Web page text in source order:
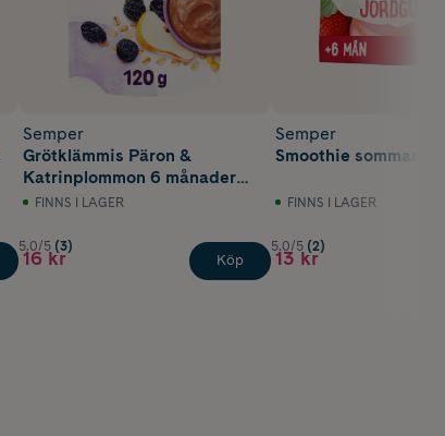
Semper
Grötklämmis Päron &
Katrinplommon 6 månader
120 g
FINNS I LAGER
5.0/5 (3)
16 kr Köp
Semper
Smoothie sommar
FINNS I LAGER
5.0/5 (2)
13 kr